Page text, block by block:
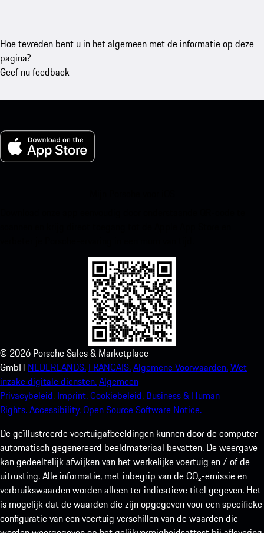
Hoe tevreden bent u in het algemeen met de informatie op deze
pagina?
Geef nu feedback
© 2026 Porsche Sales & Marketplace
GmbH NEDERLANDS. FRANCAIS.Algemene Voorwaarden.Wet
inzake digitale diensten.Algemeen
Privacybeleid. Imprint.Cookiebeleid. Business & Human
Rights.Accessibility.Open Source Software Notice.
De geïllustreerde voertuigafbeeldingen kunnen door de computer
automatisch gegenereerd beeldmateriaal bevatten. De weergave
kan gedeeltelijk afwijken van het werkelijke voertuig en / of de
uitrusting. Alle informatie, met inbegrip van de CO₂-emissie en
verbruikswaarden worden alleen ter indicatieve titel gegeven. Het
is mogelijk dat de waarden die zijn opgegeven voor een specifieke
configuratie van een voertuig verschillen van de waarden die